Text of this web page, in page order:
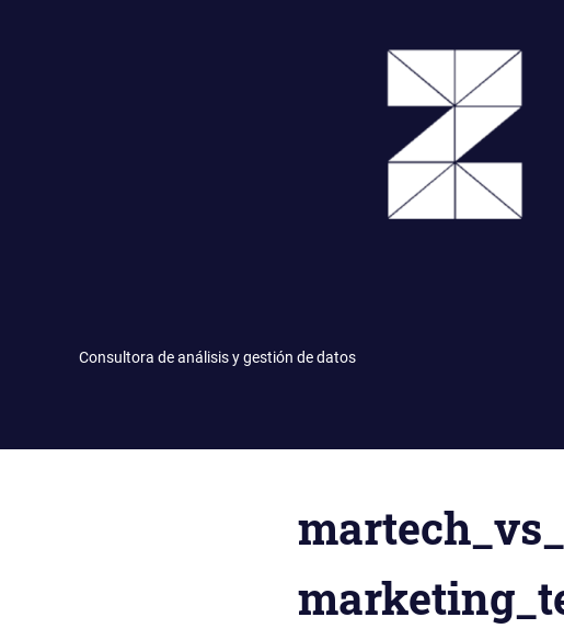
Consultora de análisis y gestión de datos